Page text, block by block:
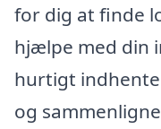
for dig at finde
hjælpe med din
hurtigt
og